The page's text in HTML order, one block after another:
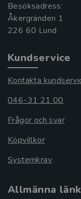
Besöksadress:
Åkergränden 1
Kundservice
Kontakta
046-31 21 00
Frågor och svar
Köpvillkor
Systemkrav
Allmänna